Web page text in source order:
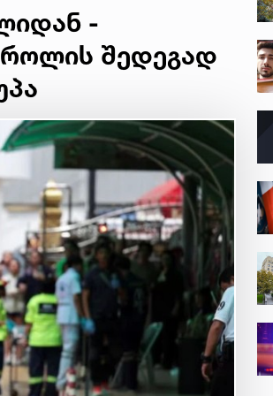
-
შედეგად